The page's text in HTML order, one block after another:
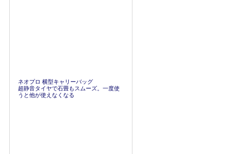
ネオプロ 横型キャリーバッグ
超静音タイヤで石畳もスムーズ。一度使
うと他が使えなくなる